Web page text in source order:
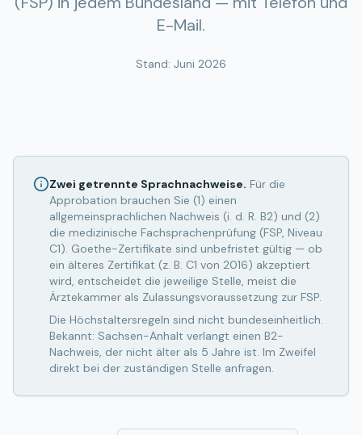
E-Mail.
Stand: Juni 2026
Zwei getrennte Sprachnachweise. Für die
Approbation brauchen Sie (1) einen
allgemeinsprachlichen Nachweis (i. d. R. B2) und (2)
die medizinische Fachsprachenprüfung (FSP, Niveau
C1). Goethe-Zertifikate sind unbefristet gültig — ob
ein älteres Zertifikat (z. B. C1 von 2016) akzeptiert
wird, entscheidet die jeweilige Stelle, meist die
Ärztekammer als Zulassungsvoraussetzung zur FSP.
Die Höchstaltersregeln sind nicht bundeseinheitlich.
Bekannt: Sachsen-Anhalt verlangt einen B2-
Nachweis, der nicht älter als 5 Jahre ist. Im Zweifel
direkt bei der zuständigen Stelle anfragen.